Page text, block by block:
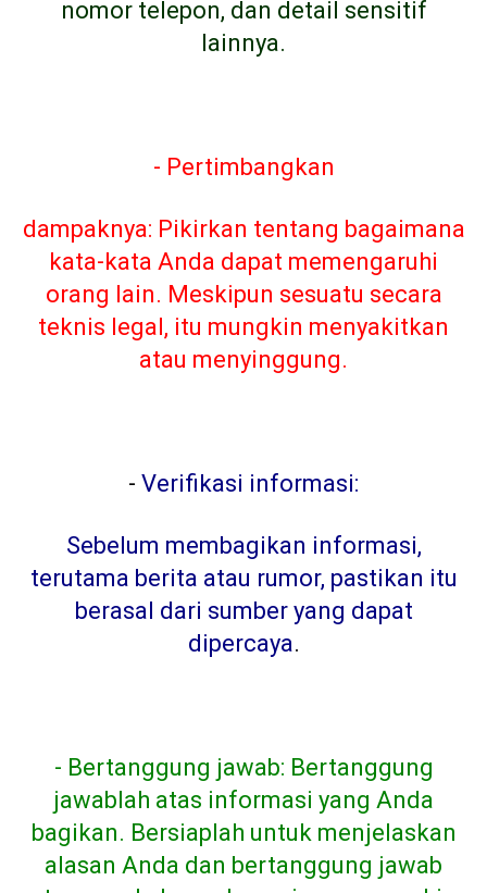
nomor telepon, dan detail sensitif
lainnya.
- Pertimbangkan
dampaknya: Pikirkan tentang bagaimana
kata-kata Anda dapat memengaruhi
orang lain. Meskipun sesuatu secara
teknis legal, itu mungkin menyakitkan
atau menyinggung.
- Verifikasi informasi:
Sebelum membagikan informasi,
terutama berita atau rumor, pastikan itu
berasal dari sumber yang dapat
dipercaya.
- Bertanggung jawab: Bertanggung
jawablah atas informasi yang Anda
bagikan. Bersiaplah untuk menjelaskan
alasan Anda dan bertanggung jawab